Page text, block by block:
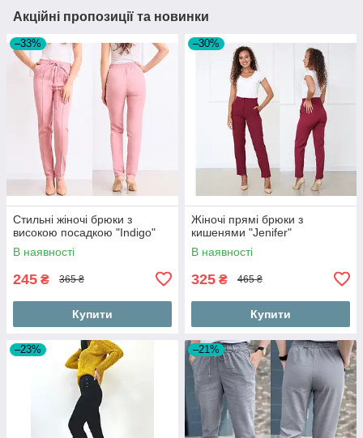
Акційні пропозиції та новинки
–33%
Стильні жіночі брюки з
високою посадкою "Indigo"
В наявності
245 ₴ 365 ₴
Купити
–30%
Жіночі прямі брюки з
кишенями "Jenifer"
В наявності
325 ₴ 465 ₴
Купити
–23% –21%